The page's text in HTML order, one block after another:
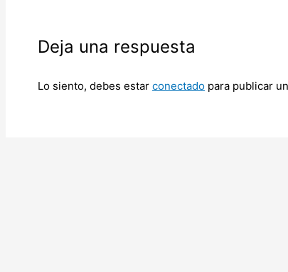
Deja una respuesta
Lo siento, debes estar conectado para publicar